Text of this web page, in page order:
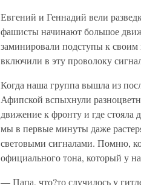
Евгений и Геннадий вели
фашисты начинают большое
заминировали подступы к
включили в эту проволоку
Когда наша группа вышла из
Афипской вспыхнули
движение к фронту и где стояла
мы в первые минуты даже
световыми сигналами. Помню,
официального тона, который у
— Папа, что?то случилось у